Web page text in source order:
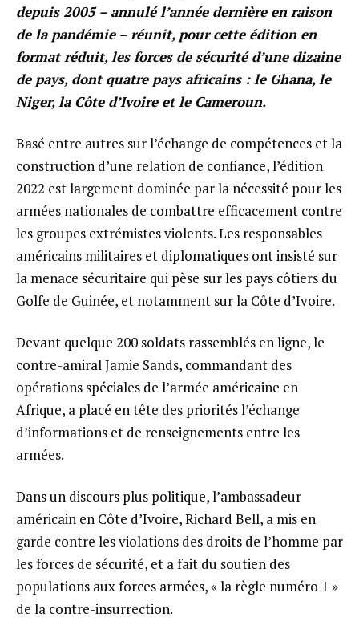
depuis 2005 – annulé l’année dernière en raison
de la pandémie – réunit, pour cette édition en
format réduit, les forces de sécurité d’une dizaine
de pays, dont quatre pays africains : le Ghana, le
Niger, la Côte d’Ivoire et le Cameroun.
Basé entre autres sur l’échange de compétences et la
construction d’une relation de confiance, l’édition
2022 est largement dominée par la nécessité pour les
armées nationales de combattre efficacement contre
les groupes extrémistes violents. Les responsables
américains militaires et diplomatiques ont insisté sur
la menace sécuritaire qui pèse sur les pays côtiers du
Golfe de Guinée, et notamment sur la Côte d’Ivoire.
Devant quelque 200 soldats rassemblés en ligne, le
contre-amiral Jamie Sands, commandant des
opérations spéciales de l’armée américaine en
Afrique, a placé en tête des priorités l’échange
d’informations et de renseignements entre les
armées.
Dans un discours plus politique, l’ambassadeur
américain en Côte d’Ivoire, Richard Bell, a mis en
garde contre les violations des droits de l’homme par
les forces de sécurité, et a fait du soutien des
populations aux forces armées, « la règle numéro 1 »
de la contre-insurrection.